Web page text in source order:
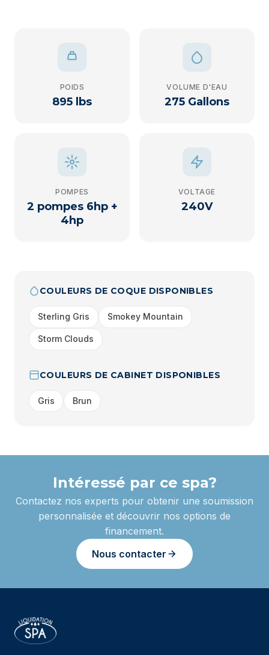
POIDS
895 lbs
VOLUME D'EAU
275 Gallons
POMPES
2 pompes 6hp +
4hp
VOLTAGE
240V
COULEURS DE COQUE DISPONIBLES
Sterling Gris Smokey Mountain
Storm Clouds
COULEURS DE CABINET DISPONIBLES
Gris Brun
Intéressé par ce spa?
Contactez nos experts pour obtenir une soumission
personnalisée et découvrir nos options de
financement.
Nous contacter